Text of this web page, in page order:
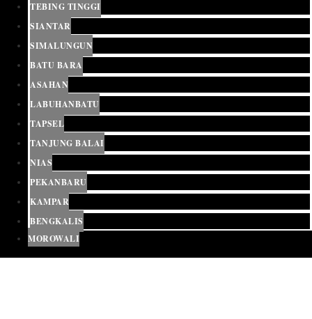
TEBING TINGGI
SIANTAR
SIMALUNGUN
BATU BARA
ASAHAN
LABUHANBATU
TAPSEL
TANJUNG BALAI
NIAS
PEKANBARU
KAMPAR
BENGKALIS
MOROWALI